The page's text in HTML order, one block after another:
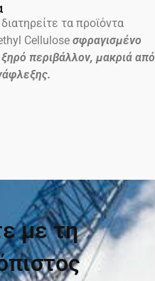
τα προϊόντα
Cellulose σφραγισμένο
περιβάλλον, μακριά από
με τη